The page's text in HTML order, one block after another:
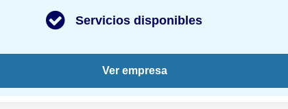
Servicios disponibles
Ver empresa